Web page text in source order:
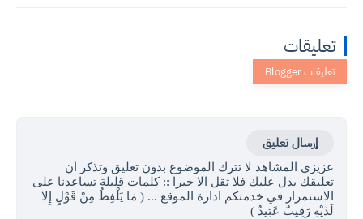
تعليقات
إرسال تعليق
عزيزي المشاهد لا تترك الموضوع بدون تعليق وتذكر ان
تعليقك يدل عليك فلا تقل الا خيرا :: كلمات قليلة تساعدنا على
الاستمرار في خدمتكم ادارة الموقع ... ( مَا يَلْفِظُ مِنْ قَوْلٍ إِلا
لَدَيْهِ رَقِيبٌ عَتِيدٌ )